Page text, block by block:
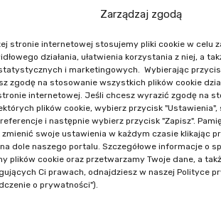
Zarządzaj zgodą
stronie internetowej stosujemy pliki cookie w celu
działania, ułatwienia korzystania z niej, a
i marketingowych. Wybierając
zgodę na stosowanie wszystkich plików cookie
internetowej. Jeśli chcesz wyrazić zgodę na
plików cookie, wybierz przycisk "Ustawienia",
i następnie wybierz przycisk "Zapisz".
zmienić swoje ustawienia w każdym czasie klikając
dole naszego portalu. Szczegółowe informacje o
plików cookie oraz przetwarzamy Twoje dane, a
Ci prawach, odnajdziesz w naszej Polityce
o prywatności").
Brak w
Kategoria:
Udostępnij:
Agenda